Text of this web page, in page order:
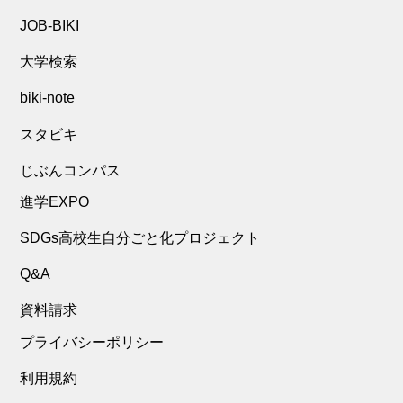
JOB-BIKI
大学検索
biki-note
スタビキ
じぶんコンパス
進学EXPO
SDGs高校生自分ごと化プロジェクト
Q&A
資料請求
プライバシーポリシー
利用規約